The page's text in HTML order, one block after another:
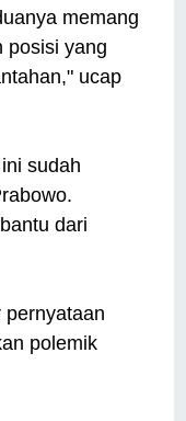
memang
posisi yang
ucap
sudah
dari
pernyataan
polemik